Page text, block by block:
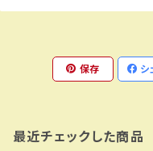
保存 シ
最近チェックした商品